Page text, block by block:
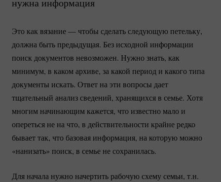
нужна информация
Это как вязание — чтобы сделать следующую петельку,
должна быть предыдущая. Без исходной информации
поиск документов невозможен. Нужно знать, как
минимум, в каком архиве, за какой период и какого типа
документы искать. Ответ на эти вопросы дает
тщательный анализ сведений, хранящихся в семье. Хотя
многим начинающим кажется, что известно мало и
опереться не на что, в действительности крайне редко
бывает так, что базовая информация, на которую можно
«нанизать» поиск, в семье не сохранилась.
Для начала нужно начертить рабочую схему семьи, т.н.